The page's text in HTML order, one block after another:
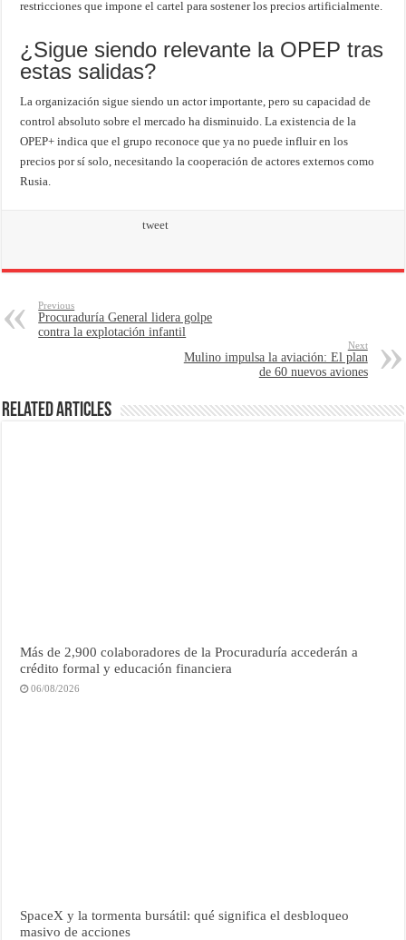
restricciones que impone el cartel para sostener los precios artificialmente.
¿Sigue siendo relevante la OPEP tras
estas salidas?
La organización sigue siendo un actor importante, pero su capacidad de
control absoluto sobre el mercado ha disminuido. La existencia de la
OPEP+ indica que el grupo reconoce que ya no puede influir en los
precios por sí solo, necesitando la cooperación de actores externos como
Rusia.
tweet
Previous
Procuraduría General lidera golpe
contra la explotación infantil
Next
Mulino impulsa la aviación: El plan
de 60 nuevos aviones
Related Articles
Más de 2,900 colaboradores de la Procuraduría accederán a
crédito formal y educación financiera
06/08/2026
SpaceX y la tormenta bursátil: qué significa el desbloqueo
masivo de acciones